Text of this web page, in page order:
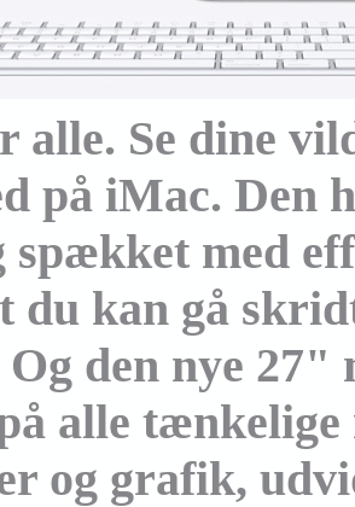
alle. Se dine
på iMac. Den
spækket med
du kan gå
den nye 27"
alle
og grafik,